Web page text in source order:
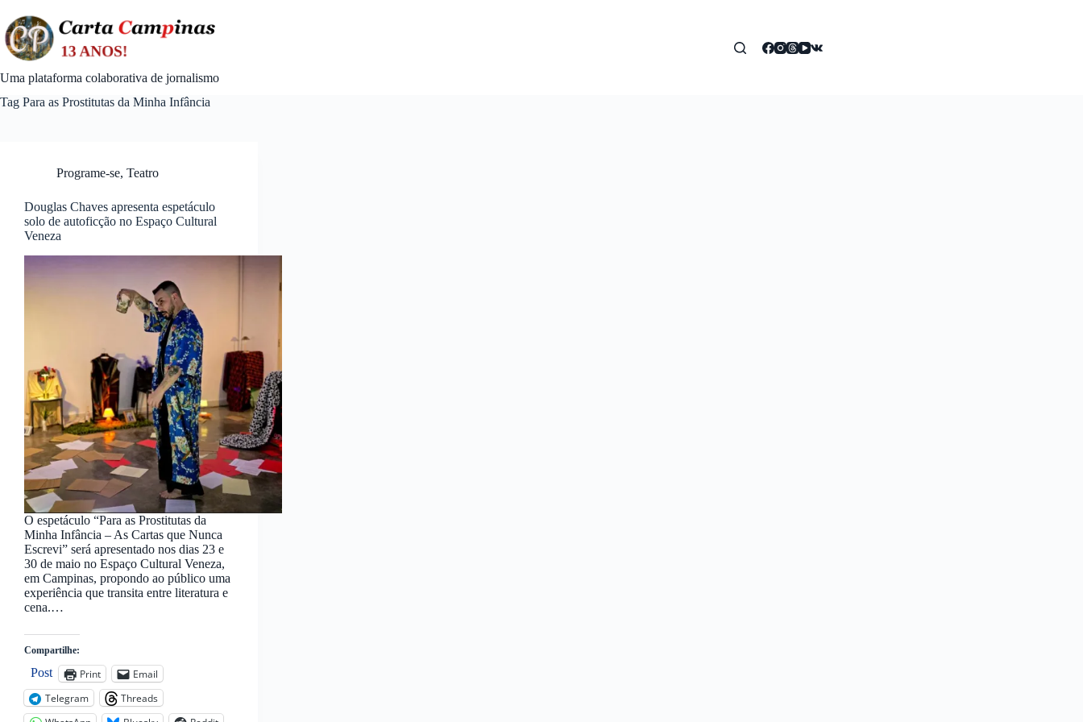
content
Uma plataforma colaborativa de jornalismo
Tag Para as Prostitutas da Minha Infância
Programe-se, Teatro
Douglas Chaves apresenta espetáculo
solo de autoficção no Espaço Cultural
Veneza
O espetáculo “Para as Prostitutas da
Minha Infância – As Cartas que Nunca
Escrevi” será apresentado nos dias 23 e
30 de maio no Espaço Cultural Veneza,
em Campinas, propondo ao público uma
experiência que transita entre literatura e
cena.…
Compartilhe:
Post Print
Email
Telegram
Threads